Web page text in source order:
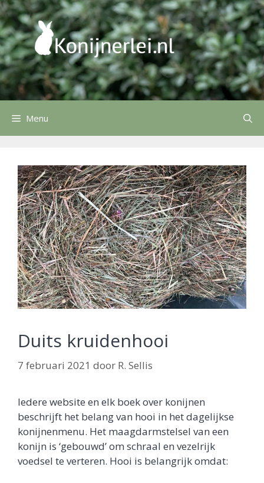
Ga
naar
de
inhoud
Menu
Duits kruidenhooi
7 februari 2021 door R. Sellis
Iedere website en elk boek over konijnen
beschrijft het belang van hooi in het dagelijkse
konijnenmenu. Het maagdarmstelsel van een
konijn is ‘gebouwd’ om schraal en vezelrijk
voedsel te verteren. Hooi is belangrijk omdat: